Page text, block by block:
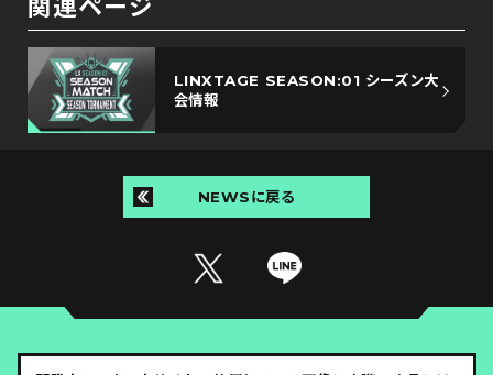
関連ページ
LINXTAGE SEASON:01 シーズン大
会情報
NEWSに戻る